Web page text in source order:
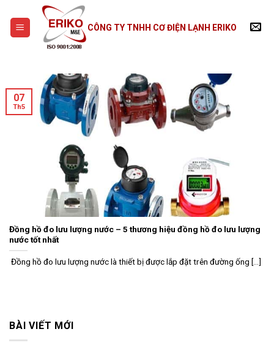
content
CÔNG TY TNHH CƠ ĐIỆN LẠNH ERIKO
Đồng hồ đo lưu lượng nước – 5 thương hiệu đồng hồ đo lưu lượng
nước tốt nhất
Đồng hồ đo lưu lượng nước là thiết bị được lắp đặt trên đường ống [...]
07
Th5
BÀI VIẾT MỚI